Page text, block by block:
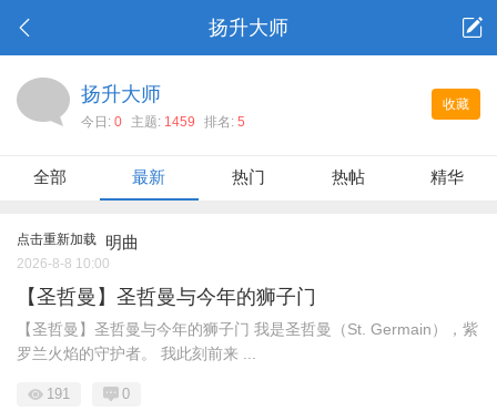
扬升大师
收藏
扬升大师
今日: 0 主题: 1459 排名: 5
全部 最新 热门 热帖 精华
点击重新加载 明曲
2026-8-8 10:00
【圣哲曼】圣哲曼与今年的狮子门
【圣哲曼】圣哲曼与今年的狮子门 我是圣哲曼（St. Germain），紫
罗兰火焰的守护者。 我此刻前来 ...
191 0